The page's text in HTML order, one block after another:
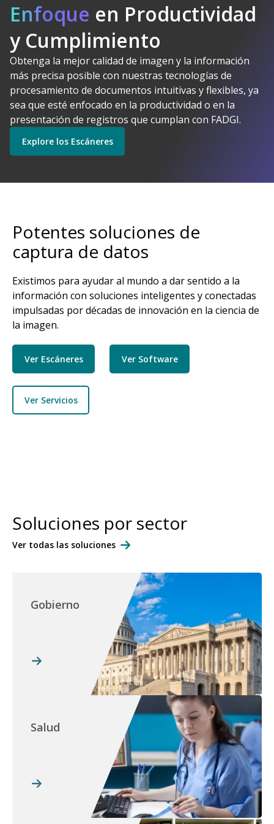
Enfoque en Productividad
y Cumplimiento
Obtenga la mejor calidad de imagen y la información
más precisa posible con nuestras tecnologías de
procesamiento de documentos intuitivas y flexibles, ya
sea que esté enfocado en la productividad o en la
presentación de registros que cumplan con FADGI.
Explore los Escáneres
Empiece
Kodak Alaris tiene
sentido
Explore Software Explore los Escáneres
Explore los Servicios
Potentes soluciones de
captura de datos
Existimos para ayudar al mundo a dar sentido a la
información con soluciones inteligentes y conectadas
impulsadas por décadas de innovación en la ciencia de
la imagen.
Ver Escáneres Ver Software
Ver Servicios
Soluciones por sector
Ver todas las soluciones
Gobierno
Salud